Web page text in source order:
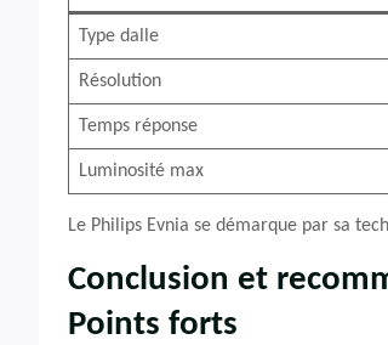
Type dalle
Résolution
Temps réponse
Luminosité max
Le Philips Evnia se démarque par sa
Conclusion et
Points forts